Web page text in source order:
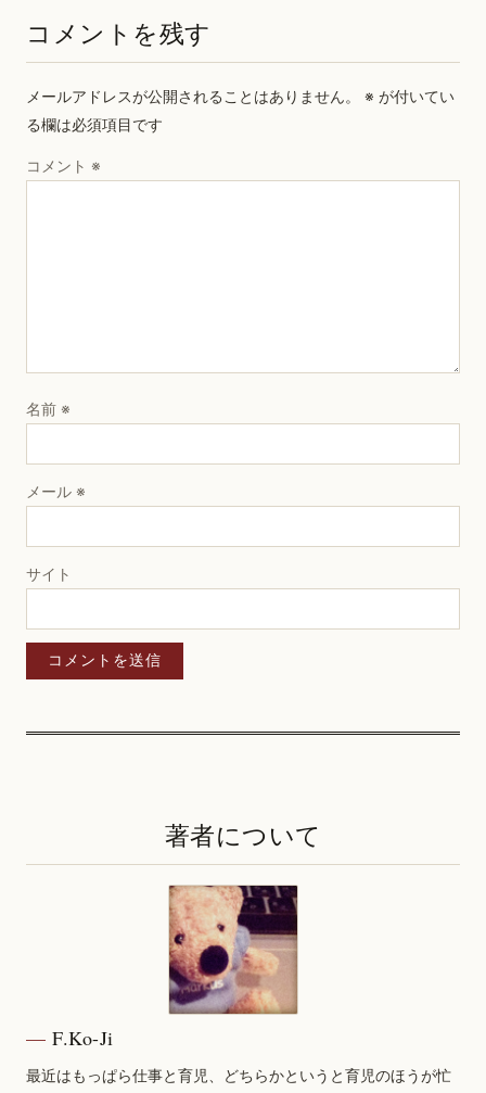
コメントを残す
メールアドレスが公開されることはありません。 ※ が付いてい
る欄は必須項目です
コメント ※
名前 ※
メール ※
サイト
著者について
F.Ko-Ji
最近はもっぱら仕事と育児、どちらかというと育児のほうが忙